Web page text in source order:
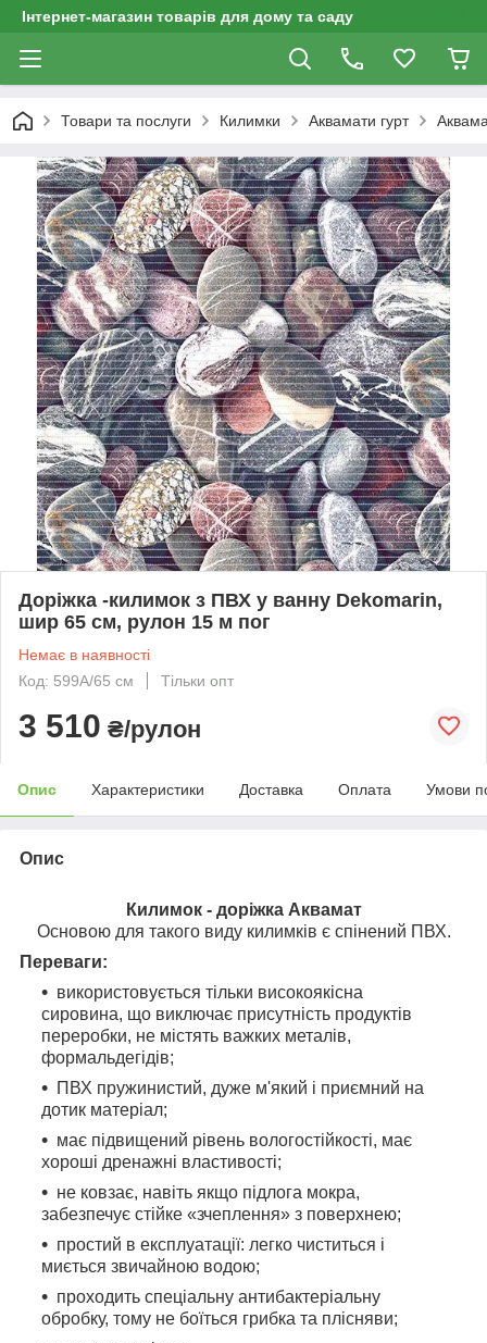
Інтернет-магазин товарів для дому та саду
Товари та послуги Килимки Аквамати гурт
Доріжка -килимок з ПВХ у ванну Dekomarin,
шир 65 см, рулон 15 м пог
Немає в наявності
Код: 599A/65 см
Тільки опт
3 510 ₴/рулон
Опис Характеристики Доставка Оплата Умови
Опис
Килимок - доріжка Аквамат
Основою для такого виду килимків є спінений ПВХ.
Переваги:
використовується тільки високоякісна
сировина, що виключає присутність продуктів
переробки, не містять важких металів,
формальдегідів;
ПВХ пружинистий, дуже м'який і приємний на
дотик матеріал;
має підвищений рівень вологостійкості, має
хороші дренажні властивості;
не ковзає, навіть якщо підлога мокра,
забезпечує стійке «зчеплення» з поверхнею;
простий в експлуатації: легко чиститься і
миється звичайною водою;
проходить спеціальну антибактеріальну
обробку, тому не боїться грибка та плісняви;